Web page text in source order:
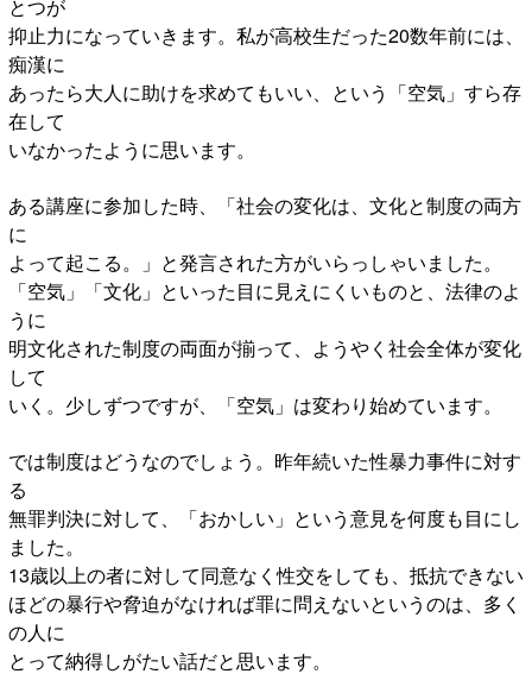
とつが
抑止力になっていきます。私が高校生だった20数年前には、
痴漢に
あったら大人に助けを求めてもいい、という「空気」すら存
在して
いなかったように思います。
ある講座に参加した時、「社会の変化は、文化と制度の両方
に
よって起こる。」と発言された方がいらっしゃいました。
「空気」「文化」といった目に見えにくいものと、法律のよ
うに
明文化された制度の両面が揃って、ようやく社会全体が変化
して
いく。少しずつですが、「空気」は変わり始めています。
では制度はどうなのでしょう。昨年続いた性暴力事件に対す
る
無罪判決に対して、「おかしい」という意見を何度も目にし
ました。
13歳以上の者に対して同意なく性交をしても、抵抗できない
ほどの暴行や脅迫がなければ罪に問えないというのは、多く
の人に
とって納得しがたい話だと思います。